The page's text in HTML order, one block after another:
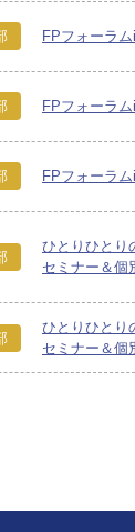
FPフォーラ
FPフォーラム
FPフォーラ
ひとりひとり
セミナー＆個
ひとりひとり
セミナー＆個